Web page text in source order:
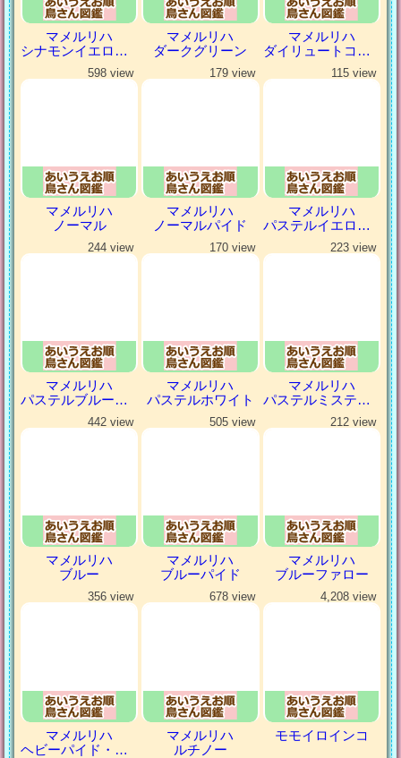
マメルリハ
シナモンイエローファロー
マメルリハ
ダークグリーン
マメルリハ
ダイリュートコバルトパイド
598 view
マメルリハ
ノーマル
179 view
マメルリハ
ノーマルパイド
115 view
マメルリハ
パステルイエローファロー
244 view
マメルリハ
パステルブルーパイド
170 view
マメルリハ
パステルホワイト
223 view
マメルリハ
パステルミスティダークグリーン
442 view
マメルリハ
ブルー
505 view
マメルリハ
ブルーパイド
212 view
マメルリハ
ブルーファロー
356 view
マメルリハ
ヘビーパイド・パステルコバルト
678 view
マメルリハ
ルチノー
4,208 view
モモイロインコ